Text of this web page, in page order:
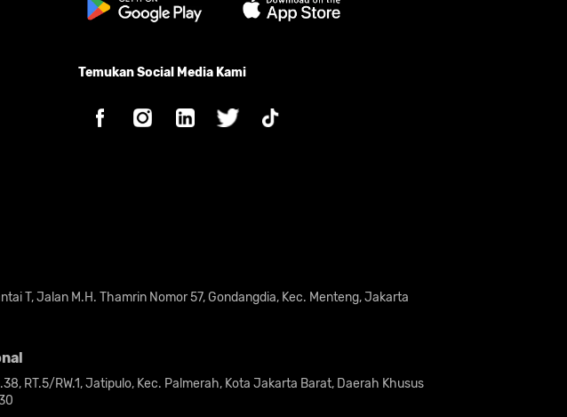
Temukan Social Media Kami
T, Jalan M.H. Thamrin Nomor 57, Gondangdia, Kec. Menteng, Jakarta
RT.5/RW.1, Jatipulo, Kec. Palmerah, Kota Jakarta Barat, Daerah Khusus